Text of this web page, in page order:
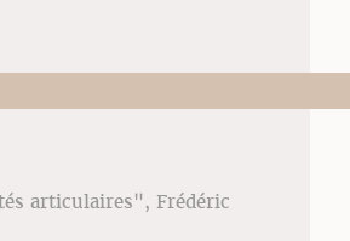
articulaires", Frédéric